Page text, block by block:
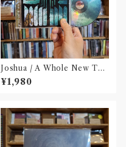
Joshua / A Whole New The
ory Redux(CD)
¥1,980